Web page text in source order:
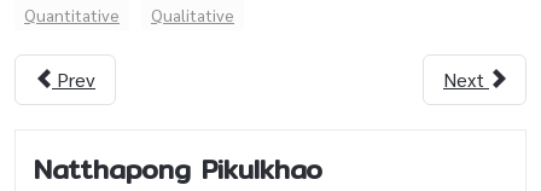
Quantitative Qualitative
Prev Next
Natthapong Pikulkhao